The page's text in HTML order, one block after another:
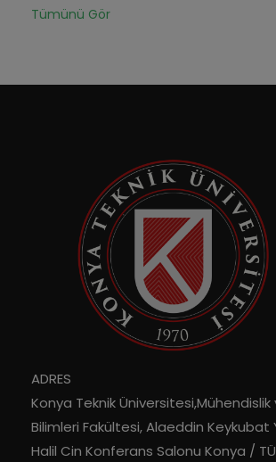
Tümünü Gör
ADRES
Konya Teknik
Bilimleri Fakültesi, Alaeddin Keykubat
Halil Cin Konferans Salonu Konya /